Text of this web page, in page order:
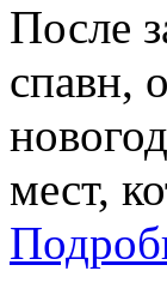
После
спавн,
мест,